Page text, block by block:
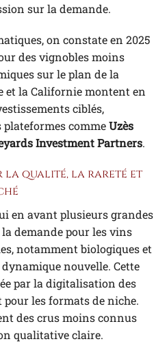
sur la demande.
on constate en 2025
des vignobles moins
sur le plan de la
et la Californie montent en
ciblés,
commeUzès
Investment Partners.
la qualité, la rareté et
en avant plusieurs grandes
demande pour les vins
notamment biologiques et
nouvelle. Cette
par la digitalisation des
les formats de niche.
des crus moins connus
qualitative claire.